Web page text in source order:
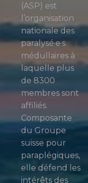
(ASP) est
l’organisation
nationale des
paralysé·e·s
médullaires à
laquelle plus
de 8300
membres sont
affiliés.
Composante
du Groupe
suisse pour
paraplégiques,
elle défend les
intérêts des